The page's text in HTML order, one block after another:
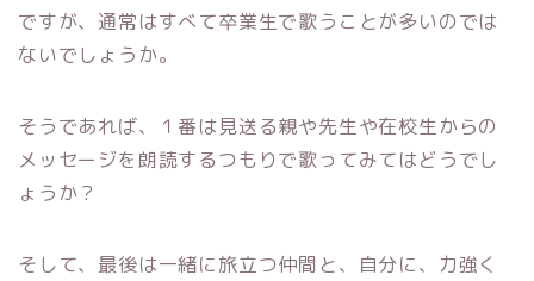
ですが、通常はすべて卒業生で歌うことが多いのでは
ないでしょうか。
そうであれば、１番は見送る親や先生や在校生からの
メッセージを朗読するつもりで歌ってみてはどうでし
ょうか？
そして、最後は一緒に旅立つ仲間と、自分に、力強く